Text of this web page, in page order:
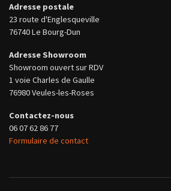
Adresse postale
23 route d'Englesqueville
76740 Le Bourg-Dun
Adresse Showroom
Showroom ouvert sur RDV
1 voie Charles de Gaulle
76980 Veules-les-Roses
Contactez-nous
06 07 62 86 77
Formulaire de contact